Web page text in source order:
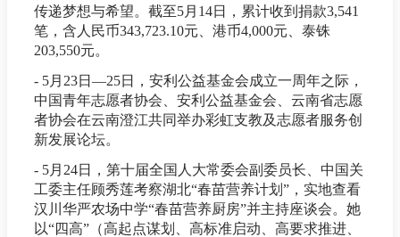
传递梦想与希望。截至5月14日，累计收到捐款3,541
笔，含人民币343,723.10元、港币4,000元、泰铢
203,550元。
- 5月23日—25日，安利公益基金会成立一周年之际，
中国青年志愿者协会、安利公益基金会、云南省志愿
者协会在云南澄江共同举办彩虹支教及志愿者服务创
新发展论坛。
- 5月24日，第十届全国人大常委会副委员长、中国关
工委主任顾秀莲考察湖北“春苗营养计划”，实地查看
汉川华严农场中学“春苗营养厨房”并主持座谈会。她
以“四高”（高起点谋划、高标准启动、高要求推进、